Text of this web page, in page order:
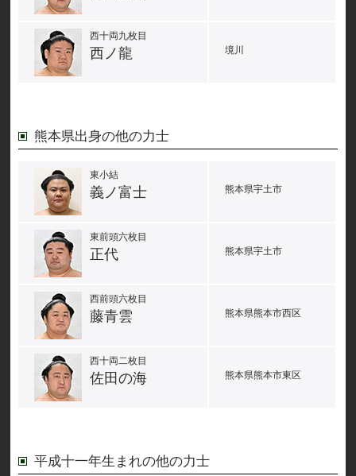
西十両九枚目
西ノ龍 境川
熊本県出身の他の力士
東小結
義ノ富士 熊本県宇土市
東前頭六枚目
正代 熊本県宇土市
西前頭六枚目
藤青雲 熊本県熊本市西区
西十両二枚目
佐田の海 熊本県熊本市東区
平成十一年生まれの他の力士